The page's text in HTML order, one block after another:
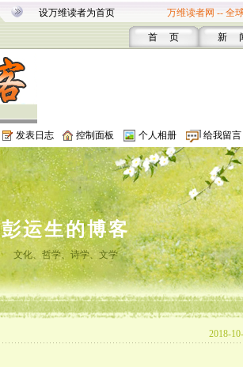
设万维读者为首页 万维读者网 -- 全
首 页 新
发表日志 控制面板 个人相册 给我留言
彭运生的博客
文化、哲学、诗学、文学
2018-